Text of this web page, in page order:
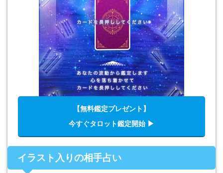
【無料鑑定プレゼント】
今すぐタロット鑑定開始 ▶︎
イラスト入りの相手占い